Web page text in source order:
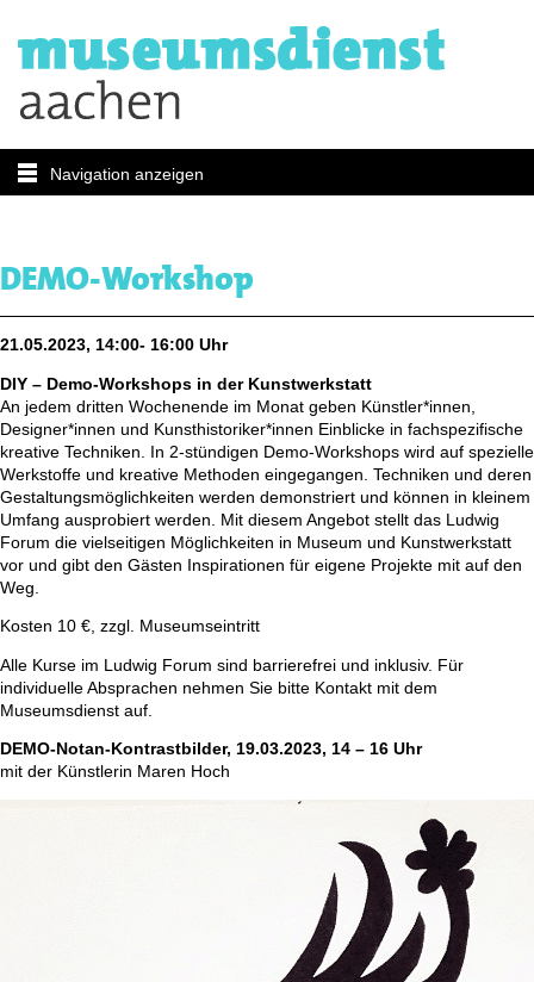
Navigation anzeigen
DEMO-Workshop
21.05.2023, 14:00- 16:00 Uhr
DIY – Demo-Workshops in der Kunstwerkstatt
An jedem dritten Wochenende im Monat geben Künstler*innen,
Designer*innen und Kunsthistoriker*innen Einblicke in fachspezifische
kreative Techniken. In 2-stündigen Demo-Workshops wird auf spezielle
Werkstoffe und kreative Methoden eingegangen. Techniken und deren
Gestaltungsmöglichkeiten werden demonstriert und können in kleinem
Umfang ausprobiert werden. Mit diesem Angebot stellt das Ludwig
Forum die vielseitigen Möglichkeiten in Museum und Kunstwerkstatt
vor und gibt den Gästen Inspirationen für eigene Projekte mit auf den
Weg.
Kosten 10 €, zzgl. Museumseintritt
Alle Kurse im Ludwig Forum sind barrierefrei und inklusiv. Für
individuelle Absprachen nehmen Sie bitte Kontakt mit dem
Museumsdienst auf.
DEMO-Notan-Kontrastbilder, 19.03.2023, 14 – 16 Uhr
mit der Künstlerin Maren Hoch